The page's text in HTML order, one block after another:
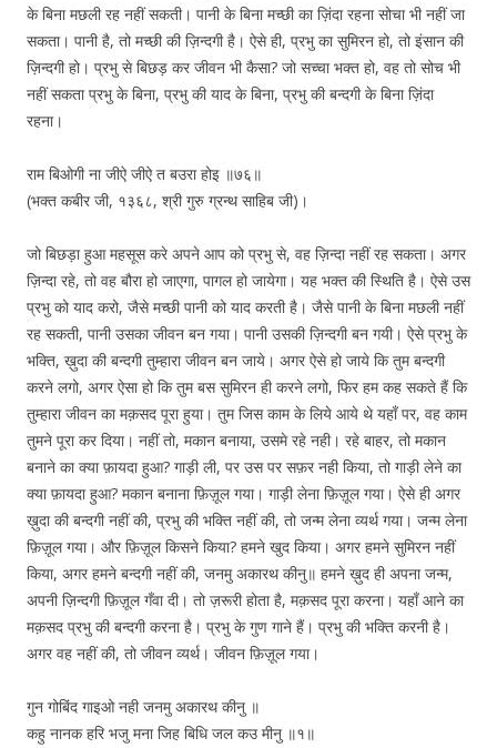
के बिना मछली रह नहीं सकती। पानी के बिना मच्छी का ज़िंदा रहना सोचा भी नहीं जा
सकता। पानी है, तो मच्छी की ज़िन्दगी है। ऐसे ही, प्रभु का सुमिरन हो, तो इंसान की
ज़िन्दगी हो। प्रभु से बिछड़ कर जीवन भी कैसा? जो सच्चा भक्त हो, वह तो सोच भी
नहीं सकता प्रभु के बिना, प्रभु की याद के बिना, प्रभु की बन्दगी के बिना ज़िंदा
रहना।
राम बिओगी ना जीऐ जीऐ त बउरा होइ ॥७६॥
(भक्त कबीर जी, १३६८, श्री गुरु ग्रन्थ साहिब जी)।
जो बिछड़ा हुआ महसूस करे अपने आप को प्रभु से, वह ज़िन्दा नहीं रह सकता। अगर
ज़िन्दा रहे, तो वह बौरा हो जाएगा, पागल हो जायेगा। यह भक्त की स्थिति है। ऐसे उस
प्रभु को याद करो, जैसे मच्छी पानी को याद करती है। जैसे पानी के बिना मछली नहीं
रह सकती, पानी उसका जीवन बन गया। पानी उसकी ज़िन्दगी बन गयी। ऐसे प्रभु के
भक्ति, ख़ुदा की बन्दगी तुम्हारा जीवन बन जाये। अगर ऐसे हो जाये कि तुम बन्दगी
करने लगो, अगर ऐसा हो कि तुम बस सुमिरन ही करने लगो, फिर हम कह सकते हैं कि
तुम्हारा जीवन का मक़सद पूरा हुया। तुम जिस काम के लिये आये थे यहाँ पर, वह काम
तुमने पूरा कर दिया। नहीं तो, मकान बनाया, उसमे रहे नही। रहे बाहर, तो मकान
बनाने का क्या फ़ायदा हुआ? गाड़ी ली, पर उस पर सफ़र नही किया, तो गाड़ी लेने का
क्या फ़ायदा हुआ? मकान बनाना फ़िज़ूल गया। गाड़ी लेना फ़िज़ूल गया। ऐसे ही अगर
ख़ुदा की बन्दगी नहीं की, प्रभु की भक्ति नहीं की, तो जन्म लेना व्यर्थ गया। जन्म लेना
फ़िज़ूल गया। और फ़िज़ूल किसने किया? हमने खुद किया। अगर हमने सुमिरन नहीं
किया, अगर हमने बन्दगी नहीं की, जनमु अकारथ कीनु॥ हमने ख़ुद ही अपना जन्म,
अपनी ज़िन्दगी फ़िज़ूल गँवा दी। तो ज़रूरी होता है, मक़सद पूरा करना। यहाँ आने का
मक़सद प्रभु की बन्दगी करना है। प्रभु के गुण गाने हैं। प्रभु की भक्ति करनी है।
अगर वह नहीं की, तो जीवन व्यर्थ। जीवन फ़िज़ूल गया।
गुन गोबिंद गाइओ नही जनमु अकारथ कीनु ॥
कहु नानक हरि भजु मना जिह बिधि जल कउ मीनु ॥१॥